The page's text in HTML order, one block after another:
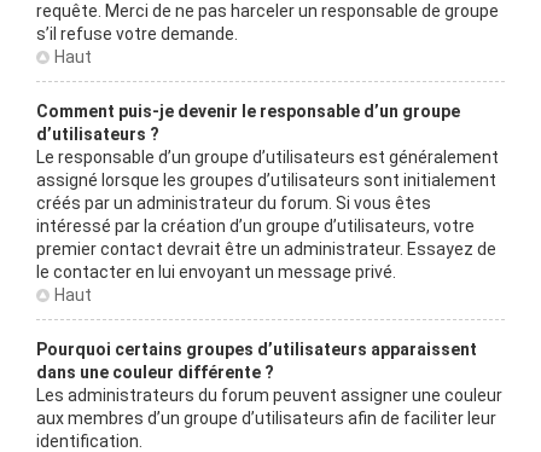
requête. Merci de ne pas harceler un responsable de groupe
s’il refuse votre demande.
Haut
Comment puis-je devenir le responsable d’un groupe
d’utilisateurs ?
Le responsable d’un groupe d’utilisateurs est généralement
assigné lorsque les groupes d’utilisateurs sont initialement
créés par un administrateur du forum. Si vous êtes
intéressé par la création d’un groupe d’utilisateurs, votre
premier contact devrait être un administrateur. Essayez de
le contacter en lui envoyant un message privé.
Haut
Pourquoi certains groupes d’utilisateurs apparaissent
dans une couleur différente ?
Les administrateurs du forum peuvent assigner une couleur
aux membres d’un groupe d’utilisateurs afin de faciliter leur
identification.